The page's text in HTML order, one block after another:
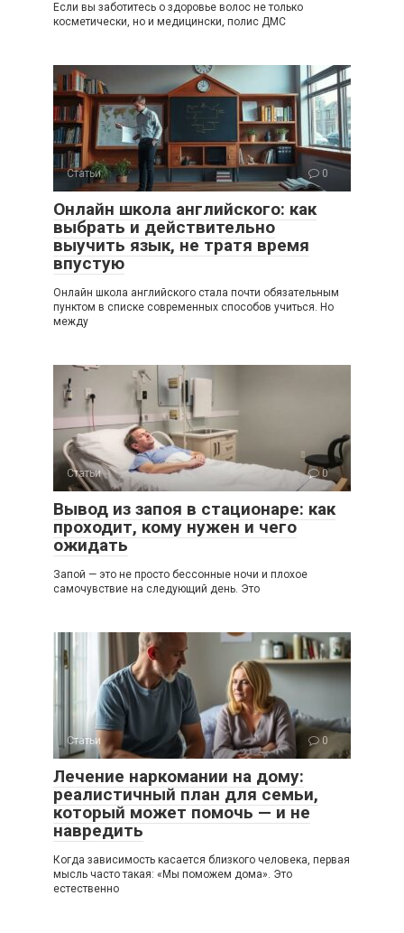
Если вы заботитесь о здоровье волос не только
косметически, но и медицински, полис ДМС
Статьи 0
Онлайн школа английского: как
выбрать и действительно
выучить язык, не тратя время
впустую
Онлайн школа английского стала почти обязательным
пунктом в списке современных способов учиться. Но
между
Статьи 0
Вывод из запоя в стационаре: как
проходит, кому нужен и чего
ожидать
Запой — это не просто бессонные ночи и плохое
самочувствие на следующий день. Это
Статьи 0
Лечение наркомании на дому:
реалистичный план для семьи,
который может помочь — и не
навредить
Когда зависимость касается близкого человека, первая
мысль часто такая: «Мы поможем дома». Это
естественно